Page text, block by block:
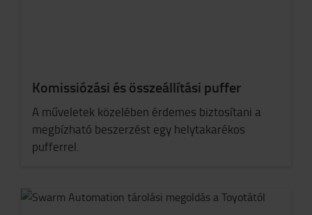
Komissiózási és összeállítási puffer
A műveletek közelében érdemes biztosítani a
megbízható beszerzést egy helytakarékos
pufferrel.